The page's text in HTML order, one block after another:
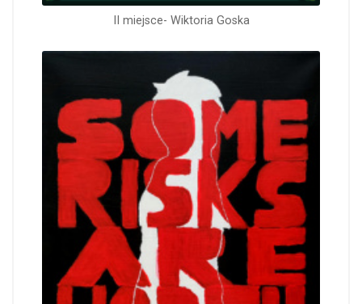
II miejsce- Wiktoria Goska